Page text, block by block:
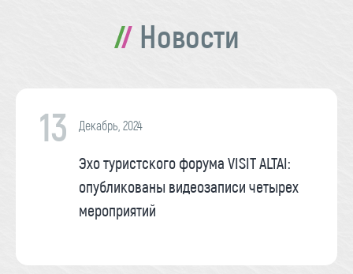
Новости
13 Декабрь, 2024
Эхо туристского форума VISIT ALTAI:
опубликованы видеозаписи четырех
мероприятий